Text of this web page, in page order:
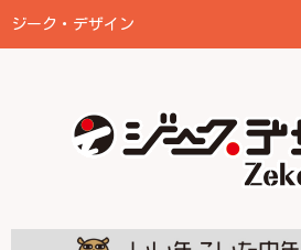
ジーク・デザイン
ご案内とお願い